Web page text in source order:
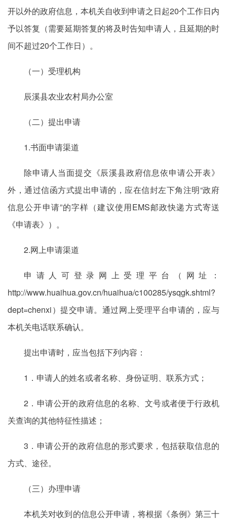
开以外的政府信息，本机关自收到申请之日起20个工作日内
予以答复（需要延期答复的将及时告知申请人，且延期的时
间不超过20个工作日）。
（一）受理机构
辰溪县农业农村局办公室
（二）提出申请
1.书面申请渠道
除申请人当面提交《辰溪县政府信息依申请公开表》
外，通过信函方式提出申请的，应在信封左下角注明“政府
信息公开申请”的字样（建议使用EMS邮政快递方式寄送
《申请表》）。
2.网上申请渠道
申请人可登录网上受理平台（网址：
http://www.huaihua.gov.cn/huaihua/c100285/ysqgk.shtml?
dept=chenxi）提交申请。通过网上受理平台申请的，应与
本机关电话联系确认。
提出申请时，应当包括下列内容：
1．申请人的姓名或者名称、身份证明、联系方式；
2．申请公开的政府信息的名称、文号或者便于行政机
关查询的其他特征性描述；
3．申请公开的政府信息的形式要求，包括获取信息的
方式、途径。
（三）办理申请
本机关对收到的信息公开申请，将根据《条例》第三十